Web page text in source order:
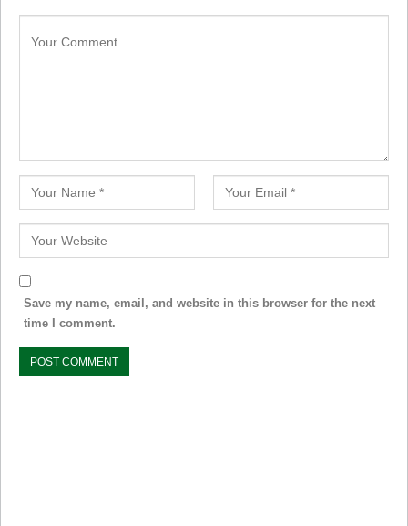
Save my name, email, and website in this browser for the next
time I comment.